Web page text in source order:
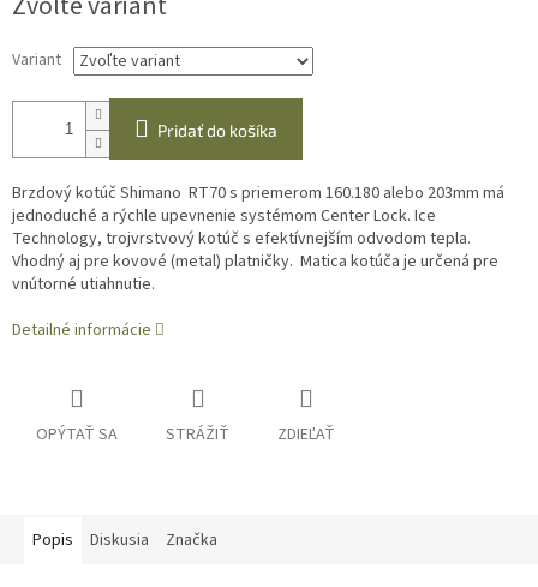
cena:
Variant
Pridať do košíka
Brzdový kotúč Shimano RT70 s priemerom 160.180 alebo 203mm má
jednoduché a rýchle upevnenie systémom Center Lock. Ice
Technology, trojvrstvový kotúč s efektívnejším odvodom tepla.
Vhodný aj pre kovové (metal) platničky. Matica kotúča je určená pre
vnútorné utiahnutie.
Detailné informácie
OPÝTAŤ SA STRÁŽIŤ ZDIEĽAŤ
Popis Diskusia Značka